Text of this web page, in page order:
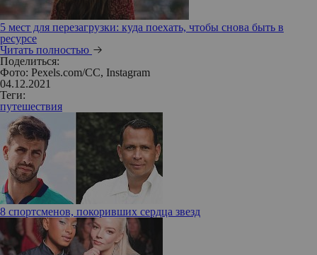
5 мест для перезагрузки: куда поехать, чтобы снова быть в
ресурсе
Читать полностью
Поделиться:
Фото: Pexels.com/CC, Instagram
04.12.2021
Теги:
путешествия
8 спортсменов, покоривших сердца звезд